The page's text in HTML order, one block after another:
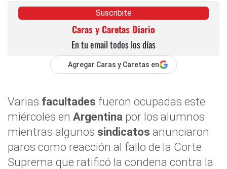
Suscribite
Caras y Caretas Diario
En tu email todos los días
Agregar Caras y Caretas en
Varias facultades fueron ocupadas este
miércoles en Argentina por los alumnos
mientras algunos sindicatos anunciaron
paros como reacción al fallo de la Corte
Suprema que ratificó la condena contra la